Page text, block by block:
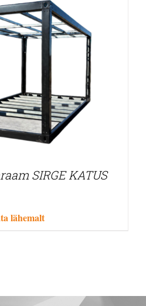
SIRGE KATUS
lähemalt